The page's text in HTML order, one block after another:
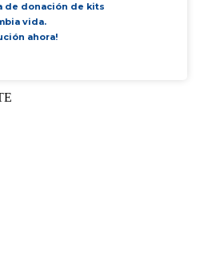
de donación de kits
vida.
ahora!